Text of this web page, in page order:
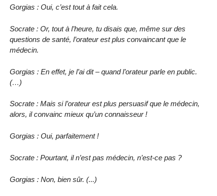
Gorgias : Oui, c’est tout à fait cela.
Socrate : Or, tout à l’heure, tu disais que, même sur des
questions de santé, l’orateur est plus convaincant que le
médecin.
Gorgias : En effet, je l’ai dit – quand l’orateur parle en public.
(…)
Socrate : Mais si l’orateur est plus persuasif que le médecin,
alors, il convainc mieux qu’un connaisseur !
Gorgias : Oui, parfaitement !
Socrate : Pourtant, il n’est pas médecin, n’est-ce pas ?
Gorgias : Non, bien sûr. (...)